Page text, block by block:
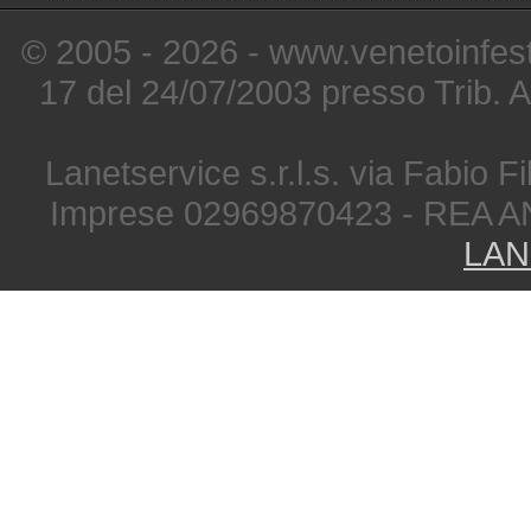
© 2005 - 2026 -
17 del 24/07/2003 presso Trib.
Lanetservice s.r.l.s. via Fabio
Imprese 02969870423 - REA